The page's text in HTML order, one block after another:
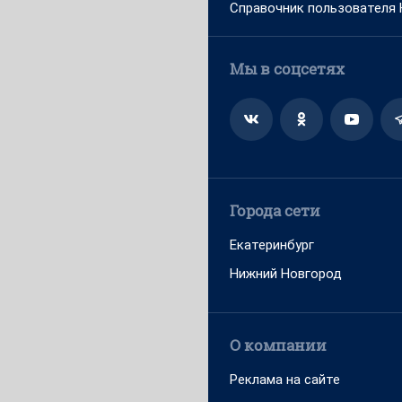
Справочник пользователя
Мы в соцсетях
Города сети
Екатеринбург
Нижний Новгород
О компании
Реклама на сайте